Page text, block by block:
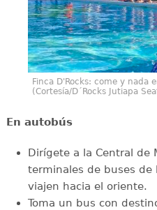
Finca D'Rocks: come y nada
(Cortesía/D´Rocks Jutiapa
En autobús
Dirígete a la Central de
terminales de buses
viajen hacia el oriente.
Toma un bus con